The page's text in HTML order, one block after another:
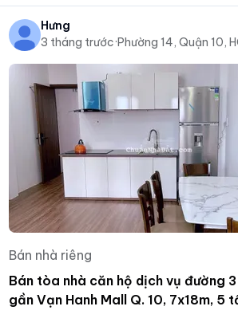
Hưng
3 tháng trước·Phường 14, Quận 10,
Bán nhà riêng
Bán tòa nhà căn hộ dịch vụ đường
gần Vạn Hanh Mall Q. 10, 7x18m, 5